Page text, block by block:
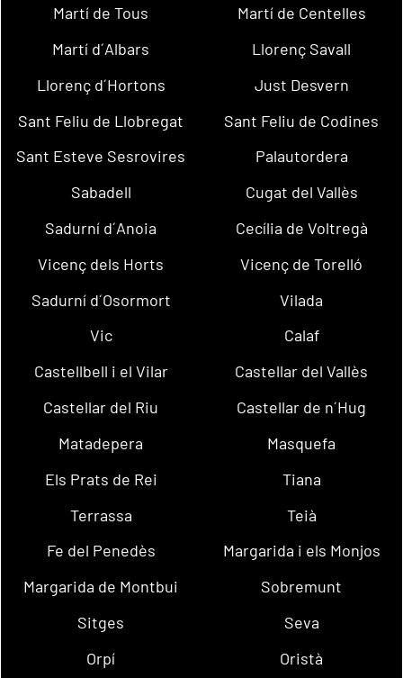
Martí de Tous
Martí de Centelles
Martí d´Albars
Llorenç Savall
Llorenç d´Hortons
Just Desvern
Sant Feliu de Llobregat
Sant Feliu de Codines
Sant Esteve Sesrovires
Palautordera
Sabadell
Cugat del Vallès
Sadurní d´Anoia
Cecília de Voltregà
Vicenç dels Horts
Vicenç de Torelló
Sadurní d´Osormort
Vilada
Vic
Calaf
Castellbell i el Vilar
Castellar del Vallès
Castellar del Riu
Castellar de n´Hug
Matadepera
Masquefa
Els Prats de Rei
Tiana
Terrassa
Teià
Fe del Penedès
Margarida i els Monjos
Margarida de Montbui
Sobremunt
Sitges
Seva
Orpí
Oristà